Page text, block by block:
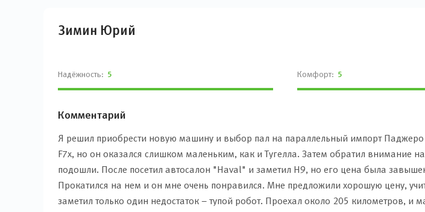
Зимин Юрий
Надёжность: 5 Комфорт: 5
Комментарий
Я решил приобрести новую машину и выбор пал на параллельный импорт
F7x, но он оказался слишком маленьким, как и Тугелла. Затем обратил внимание
подошли. После посетил автосалон "Haval" и заметил H9, но его цена была
Прокатился на нем и он мне очень понравился. Мне предложили хорошую цену,
заметил только один недостаток – тупой робот. Проехал около 205 километров, и